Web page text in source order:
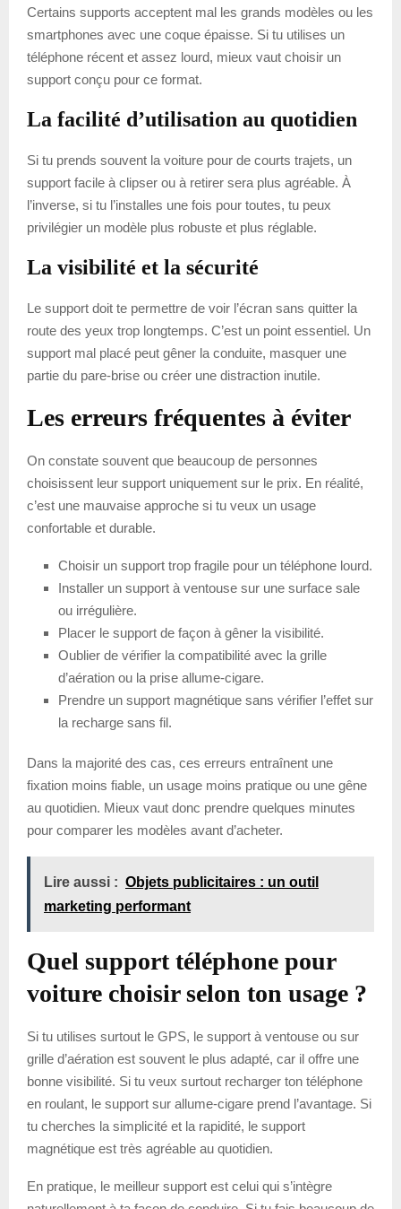
Certains supports acceptent mal les grands modèles ou les
smartphones avec une coque épaisse. Si tu utilises un
téléphone récent et assez lourd, mieux vaut choisir un
support conçu pour ce format.
La facilité d’utilisation au quotidien
Si tu prends souvent la voiture pour de courts trajets, un
support facile à clipser ou à retirer sera plus agréable. À
l’inverse, si tu l’installes une fois pour toutes, tu peux
privilégier un modèle plus robuste et plus réglable.
La visibilité et la sécurité
Le support doit te permettre de voir l’écran sans quitter la
route des yeux trop longtemps. C’est un point essentiel. Un
support mal placé peut gêner la conduite, masquer une
partie du pare-brise ou créer une distraction inutile.
Les erreurs fréquentes à éviter
On constate souvent que beaucoup de personnes
choisissent leur support uniquement sur le prix. En réalité,
c’est une mauvaise approche si tu veux un usage
confortable et durable.
Choisir un support trop fragile pour un téléphone lourd.
Installer un support à ventouse sur une surface sale
ou irrégulière.
Placer le support de façon à gêner la visibilité.
Oublier de vérifier la compatibilité avec la grille
d’aération ou la prise allume-cigare.
Prendre un support magnétique sans vérifier l’effet sur
la recharge sans fil.
Dans la majorité des cas, ces erreurs entraînent une
fixation moins fiable, un usage moins pratique ou une gêne
au quotidien. Mieux vaut donc prendre quelques minutes
pour comparer les modèles avant d’acheter.
Lire aussi : Objets publicitaires : un outil
marketing performant
Quel support téléphone pour
voiture choisir selon ton usage ?
Si tu utilises surtout le GPS, le support à ventouse ou sur
grille d’aération est souvent le plus adapté, car il offre une
bonne visibilité. Si tu veux surtout recharger ton téléphone
en roulant, le support sur allume-cigare prend l’avantage. Si
tu cherches la simplicité et la rapidité, le support
magnétique est très agréable au quotidien.
En pratique, le meilleur support est celui qui s’intègre